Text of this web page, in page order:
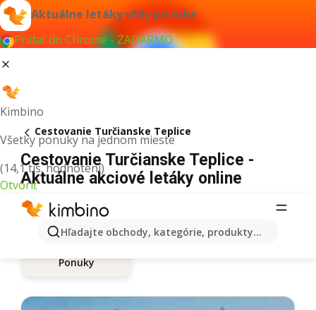
Aktuálne letáky vždy po ruke
Pridať do Chrome - ZADARMO
Kimbino
Všetky ponuky na jednom mieste
(14,1 tis. hodnotení)
Otvoriť
Hľadajte obchody, kategórie, produkty...
Cestovanie Turčianske Teplice
Cestovanie Turčianske Teplice -
Aktuálne akciové letáky online
Ponuky